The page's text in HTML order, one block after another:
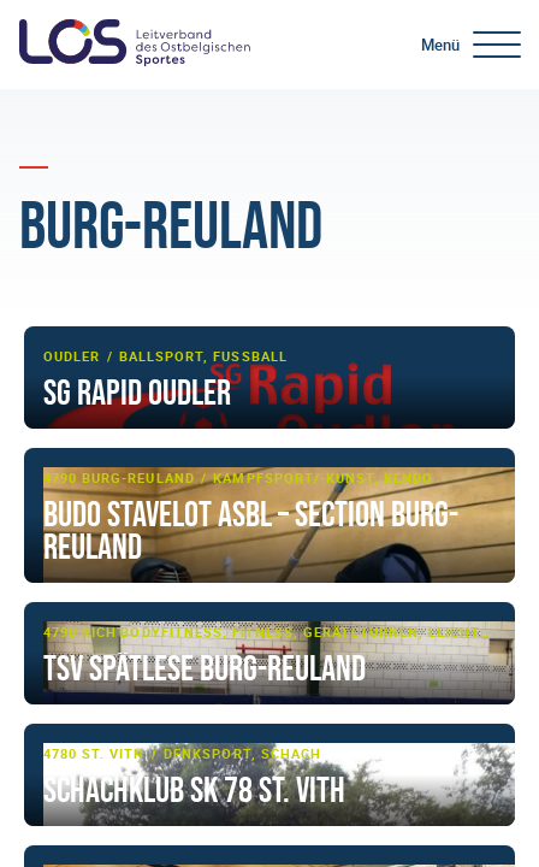
Menü
Burg-Reuland
OUDLER BALLSPORT, FUSSBALL
SG Rapid Oudler
4790 BURG-REULAND KAMPFSPORT/-KUNST, KENDO
Budo Stavelot ASBL – Section Burg-
Reuland
4790 RICHTENBERG BODYFITNESS, FITNESS, GERÄTETURNEN, LEICHTATHLETIK, MULTI-SPORT, TURNEN, TURNEN - BASIS, WALKING
TSV Spätlese Burg-Reuland
4780 ST. VITH DENKSPORT, SCHACH
Schachklub SK 78 St. Vith